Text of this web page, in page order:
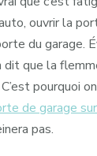
ouvrir la
du garage.
dit que la
pourquoi
de garage
pas.